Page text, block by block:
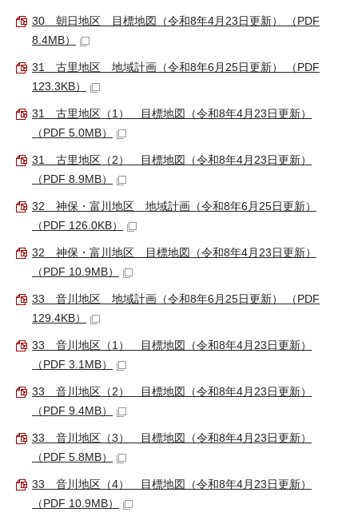
30 朝日地区 目標地図（令和8年4月23日更新） （PDF
8.4MB）
31 古里地区 地域計画（令和8年6月25日更新） （PDF
123.3KB）
31 古里地区（1） 目標地図（令和8年4月23日更新）
（PDF 5.0MB）
31 古里地区（2） 目標地図（令和8年4月23日更新）
（PDF 8.9MB）
32 神保・富川地区 地域計画（令和8年6月25日更新）
（PDF 126.0KB）
32 神保・富川地区 目標地図（令和8年4月23日更新）
（PDF 10.9MB）
33 音川地区 地域計画（令和8年6月25日更新） （PDF
129.4KB）
33 音川地区（1） 目標地図（令和8年4月23日更新）
（PDF 3.1MB）
33 音川地区（2） 目標地図（令和8年4月23日更新）
（PDF 9.4MB）
33 音川地区（3） 目標地図（令和8年4月23日更新）
（PDF 5.8MB）
33 音川地区（4） 目標地図（令和8年4月23日更新）
（PDF 10.9MB）